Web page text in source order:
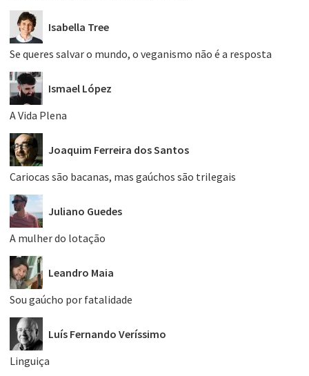
Isabella Tree
Se queres salvar o mundo, o veganismo não é a resposta
Ismael López
A Vida Plena
Joaquim Ferreira dos Santos
Cariocas são bacanas, mas gaúchos são trilegais
Juliano Guedes
A mulher do lotação
Leandro Maia
Sou gaúcho por fatalidade
Luís Fernando Veríssimo
Linguiça